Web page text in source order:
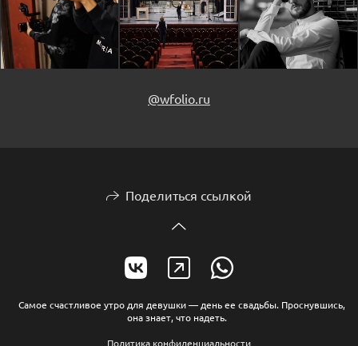
@wfolio.ru
Поделиться ссылкой
Самое счастливое утро для девушки — день ее свадьбы. Проснувшись,
она знает, что надеть.
Политика конфиденциальности